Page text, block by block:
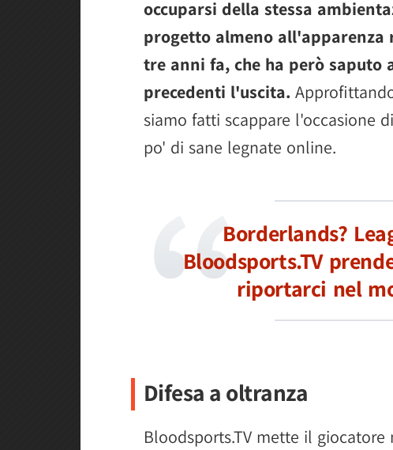
occuparsi della stessa
progetto almeno
tre anni fa, che ha però
precedenti l'uscita.
siamo fatti scappare l'occasione
po' di sane legnate online.
Borderlands?
Bloodsports.TV
riportarci nel
Difesa a oltranza
Bloodsports.TV mette il